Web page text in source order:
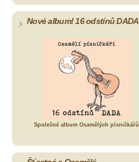
Nové album! 16 odstínů DADA
Společné album Osamělých písničkářů